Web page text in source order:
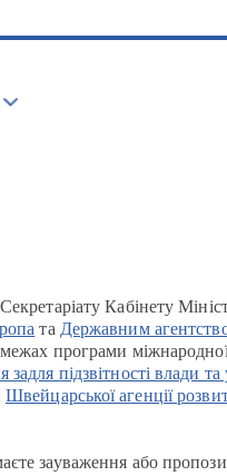
Кабінету
та Державним
програми
задля підзвітності влади
Швейцарської агенції
зауваження або